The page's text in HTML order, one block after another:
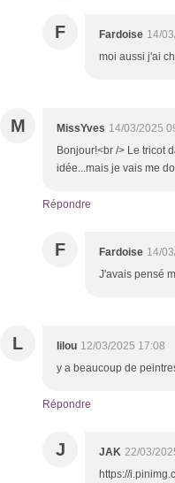
F Fardoise 14/
moi aussi j'ai
M MissYves 14/03/2025
Bonjour!<br /> Le tricot
idée...mais je vais me
Répondre
F Fardoise 14/
J'avais pensé
L lilou 12/03/2025 17:08
y a beaucoup de
Répondre
J JAK 22/03/
https://